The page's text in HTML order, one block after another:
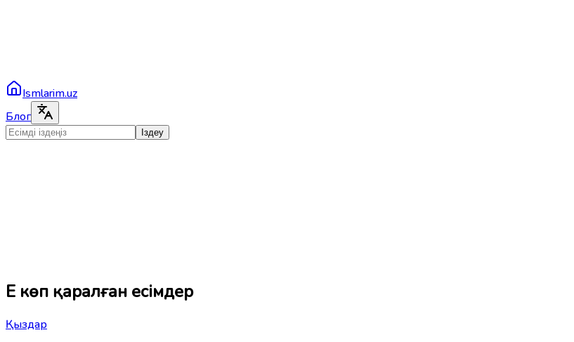
Ismlarim.uz
Блог
Іздеу
Ең көп қаралған есімдер
Қыздар